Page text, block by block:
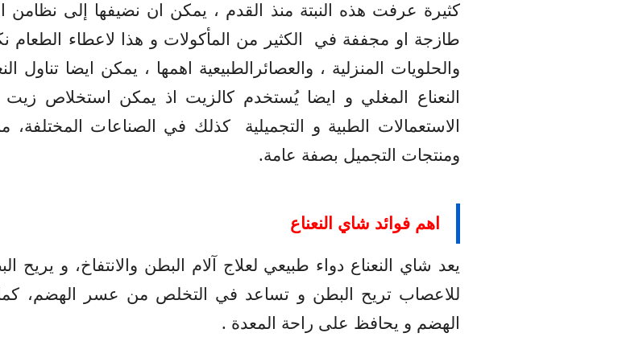
كثيرة عرفت هذه النبتة منذ القدم ، يمكن
ان نضيفها إلى نظامن
طازجة او مجففة في
الكثير من المأكولات و هذا لاعطاء
والحلويات المنزلية ، والعصائرالطبيعية اهمها ، يمكن ايضا
النعناع المغلي و ايضا يُستخدم كالزيت اذ يمكن استخلاص
الاستعمالات الطبية و التجميلية
كذلك في الصناعات المختلفة،
ومنتجات التجميل بصفة عامة.
اهم فوائد شاي النعناع
يعد شاي النعناع دواء طبيعي لعلاج آلام البطن والانتفاخ، و يريح
للاعصاب تريح البطن و تساعد في التخلص من عسر الهضم، كما
الهضم و يحافظ على راحة المعدة .